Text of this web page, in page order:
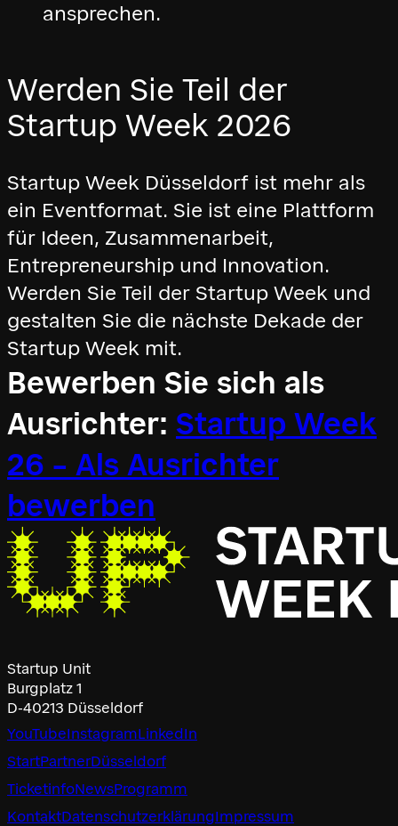
ansprechen.
Werden Sie Teil der
Startup Week 2026
Startup Week Düsseldorf ist mehr als
ein Eventformat. Sie ist eine Plattform
für Ideen, Zusammenarbeit,
Entrepreneurship und Innovation.
Werden Sie Teil der Startup Week und
gestalten Sie die nächste Dekade der
Startup Week mit.
Bewerben Sie sich als
Ausrichter: Startup Week
26 – Als Ausrichter
bewerben
Startup Unit
Burgplatz 1
D-40213 Düsseldorf
YouTubeInstagramLinkedIn
StartPartnerDüsseldorf
TicketinfoNewsProgramm
KontaktDatenschutz­erklärungImpressum